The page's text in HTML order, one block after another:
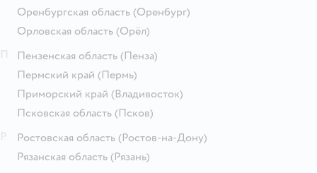
Оренбургская область (Оренбург)
Орловская область (Орёл)
Пензенская область (Пенза)
Пермский край (Пермь)
Приморский край (Владивосток)
Псковская область (Псков)
Ростовская область (Ростов-на-Дону)
Рязанская область (Рязань)